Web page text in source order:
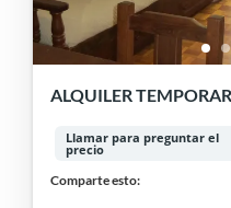
ALQUILER
Llamar para preguntar el
precio
Comparte esto: